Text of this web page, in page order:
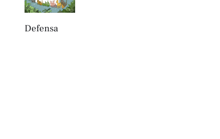
Defensa